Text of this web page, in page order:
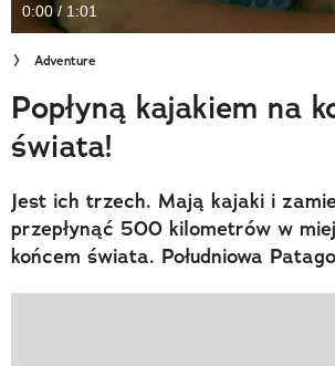
Cuda Polski
Wielki Konkurs Fotograficzny
Trendbook Podróżniczy
Polecane
0:00 / 1:01
Adventure
Popłyną kajakiem na
świata!
Jest ich trzech. Mają kajaki i
przepłynąć 500 kilometrów w
końcem świata. Południowa